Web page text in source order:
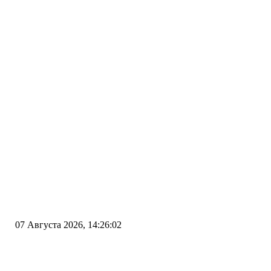
07 Августа 2026, 14:26:02